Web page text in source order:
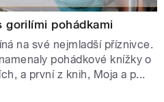
gorilími pohádkami
na své nejmladší příznivce.
pohádkové knížky o
a první z knih, Moja a p...